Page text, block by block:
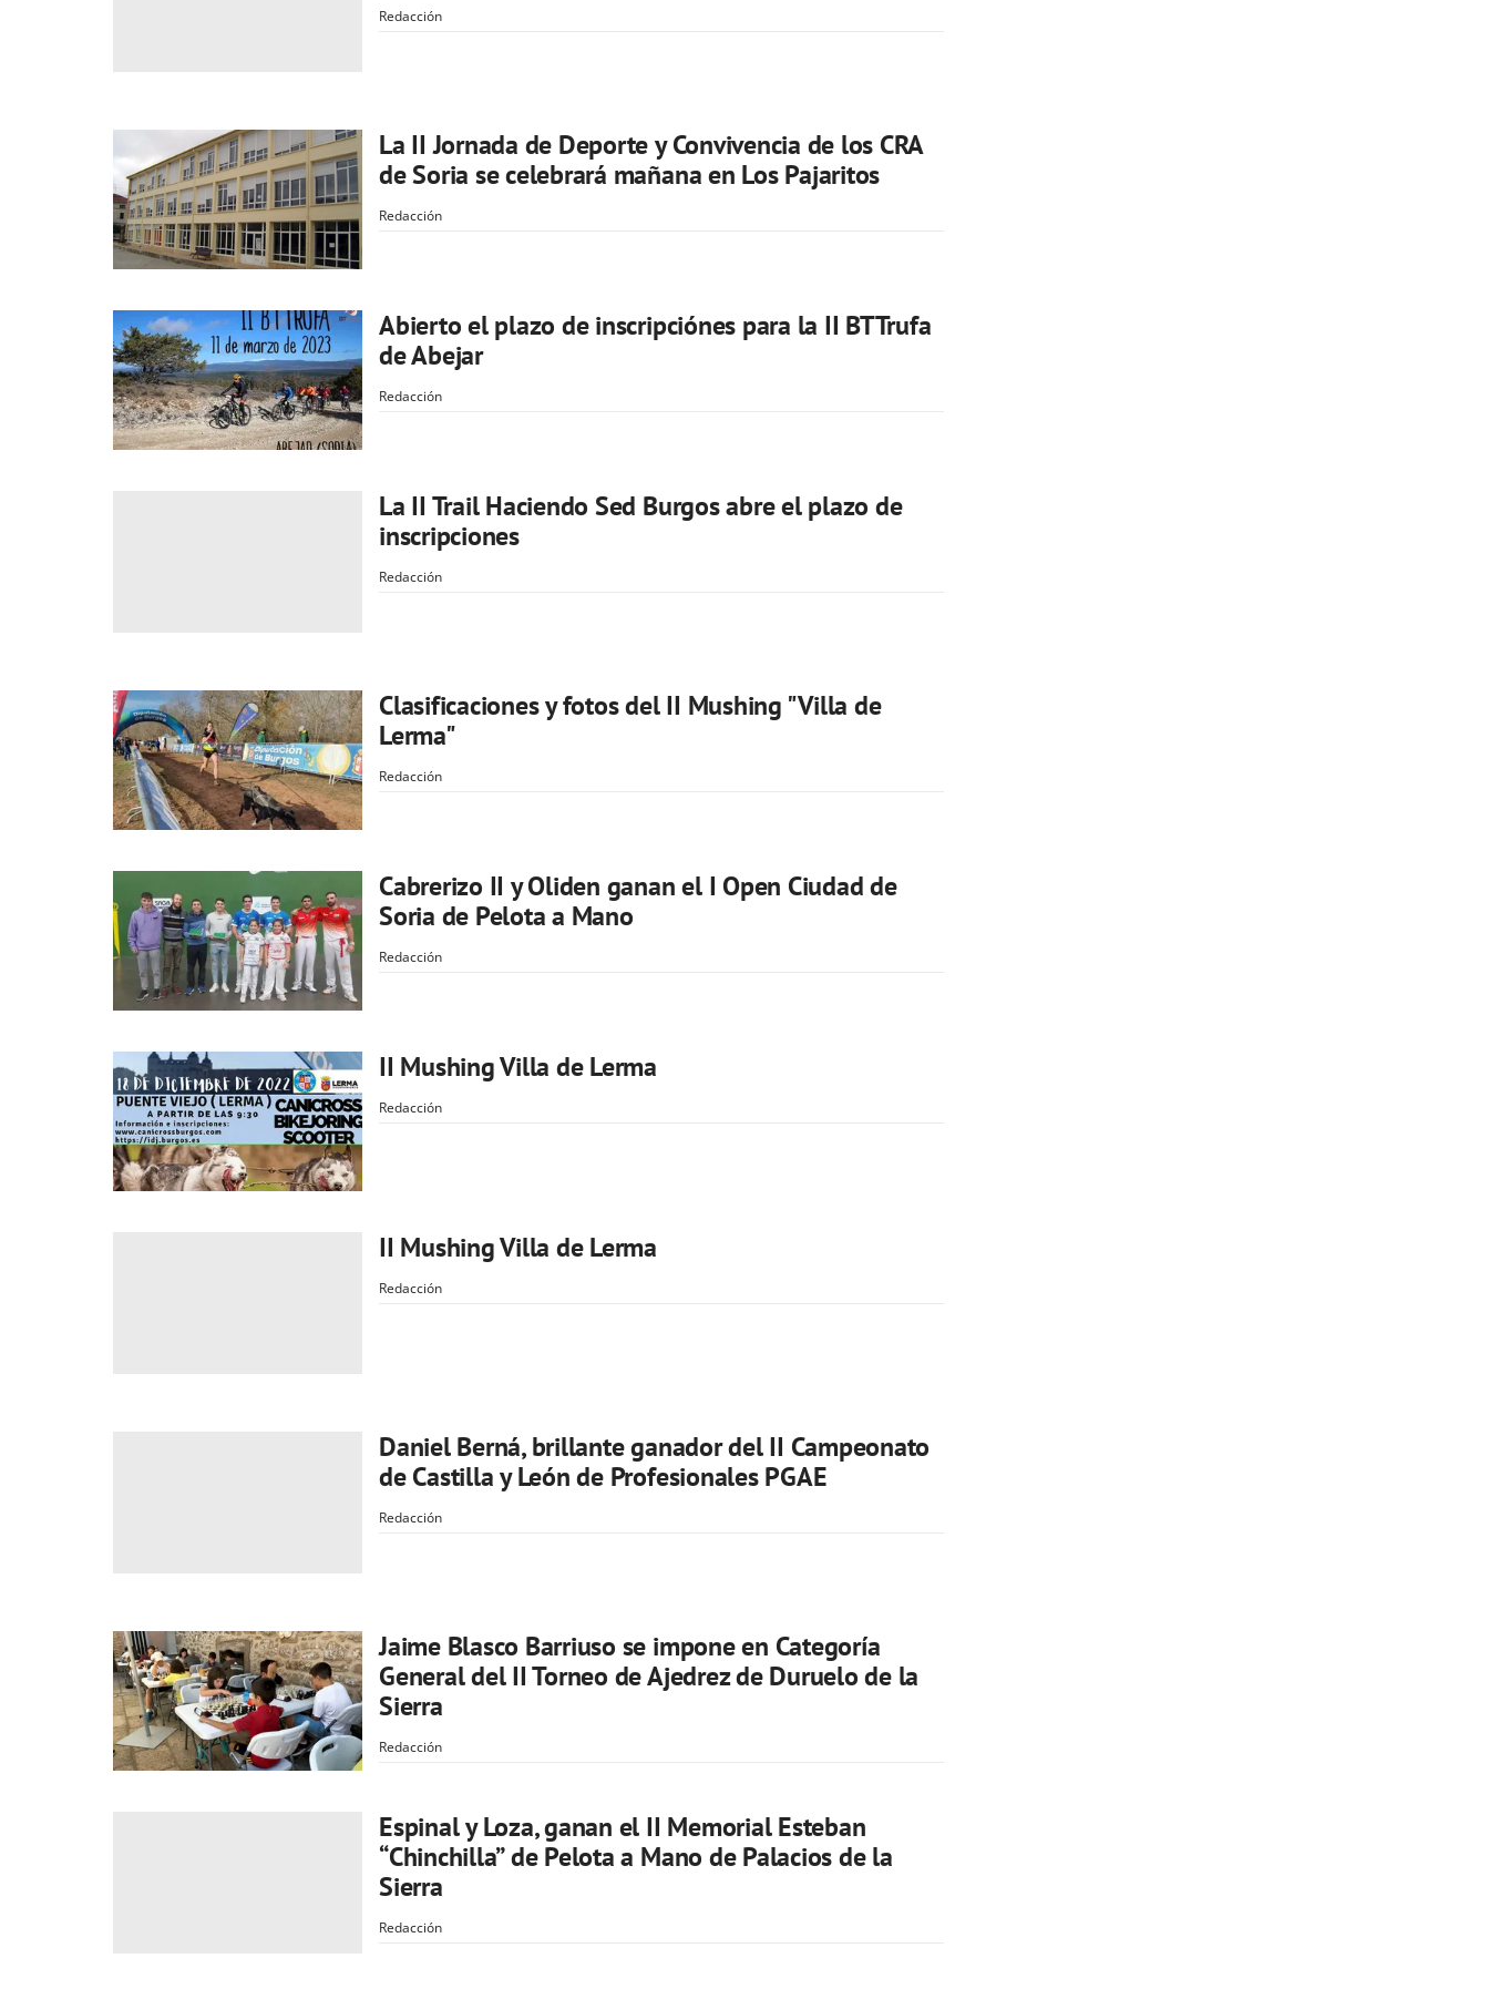
Redacción
La II Jornada de Deporte y Convivencia de los CRA
de Soria se celebrará mañana en Los Pajaritos
Redacción
Abierto el plazo de inscripciónes para la II BTTrufa
de Abejar
Redacción
La II Trail Haciendo Sed Burgos abre el plazo de
inscripciones
Redacción
Clasificaciones y fotos del II Mushing "Villa de
Lerma"
Redacción
Cabrerizo II y Oliden ganan el I Open Ciudad de
Soria de Pelota a Mano
Redacción
II Mushing Villa de Lerma
Redacción
II Mushing Villa de Lerma
Redacción
Daniel Berná, brillante ganador del II Campeonato
de Castilla y León de Profesionales PGAE
Redacción
Jaime Blasco Barriuso se impone en Categoría
General del II Torneo de Ajedrez de Duruelo de la
Sierra
Redacción
Espinal y Loza, ganan el II Memorial Esteban
“Chinchilla” de Pelota a Mano de Palacios de la
Sierra
Redacción